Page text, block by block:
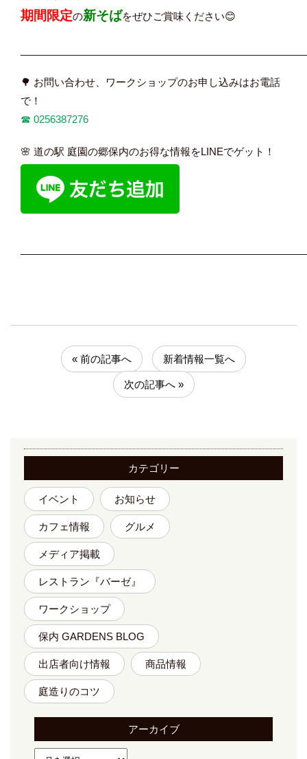
期間限定の新そばをぜひご賞味ください😊
🌳 お問い合わせ、ワークショップのお申し込みはお電話
で！
☎︎ 0256387276
🌸 道の駅 庭園の郷保内のお得な情報をLINEでゲット！
« 前の記事へ 新着情報一覧へ
次の記事へ »
カテゴリー
イベント お知らせ
カフェ情報 グルメ
メディア掲載
レストラン『バーゼ』
ワークショップ
保内 GARDENS BLOG
出店者向け情報 商品情報
庭造りのコツ
アーカイブ